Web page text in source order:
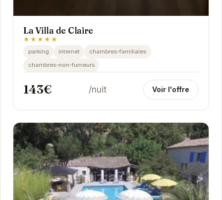
La Villa de Claire
★★★★★
parking internet
chambres-familiales
chambres-non-fumeurs
143€ /nuit Voir l'offre